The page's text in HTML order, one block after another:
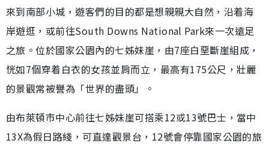
來到南部小城，遊客們的目的都是想親親大自然，沿着海
岸遊逛，或前往South Downs National Park來一次遠足
之旅。位於國家公園內的七姊妹崖，由7座白堊斷崖組成，
恍如7個穿着白衣的女孩並肩而立，最高有175公尺，壯麗
的景觀常被譽為「世界的盡頭」。
由布萊頓市中心前往七姊妹崖可搭乘12或13號巴士，當中
13X為假日路綫，可直達觀景台，12號會停靠國家公園的旅